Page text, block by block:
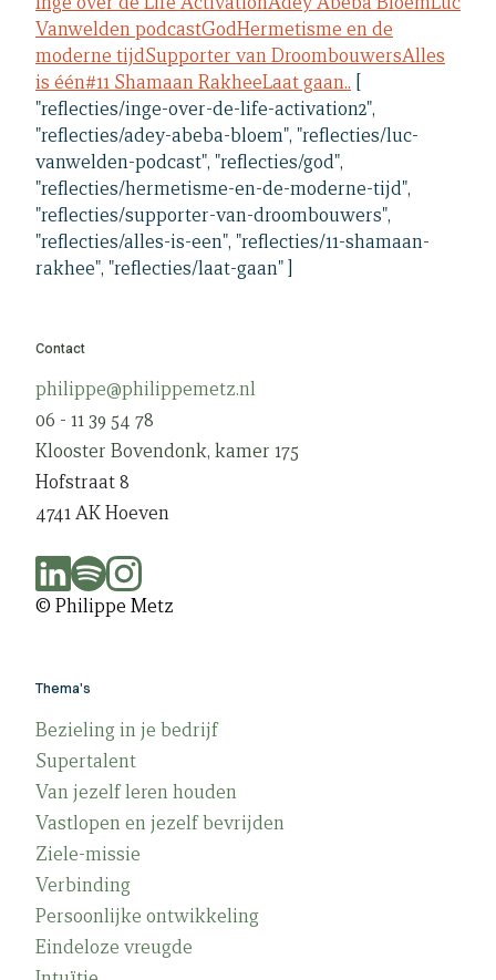
Vanwelden podcastGodHermetisme en de
moderne tijdSupporter van DroombouwersAlles
is één#11 Shamaan RakheeLaat gaan..
"reflecties/inge-over-de-life-activation2",
"reflecties/adey-abeba-bloem", "reflecties/luc-
vanwelden-podcast", "reflecties/god",
"reflecties/hermetisme-en-de-moderne-tijd",
"reflecties/supporter-van-droombouwers",
"reflecties/alles-is-een", "reflecties/11-shamaan-
rakhee", "reflecties/laat-gaan" ]
Contact
philippe@philippemetz.nl
06 - 11 39 54 78
Klooster Bovendonk, kamer 175
Hofstraat 8
4741 AK Hoeven
© Philippe Metz
Thema's
Bezieling in je bedrijf
Supertalent
Van jezelf leren houden
Vastlopen en jezelf bevrijden
Ziele-missie
Verbinding
Persoonlijke ontwikkeling
Eindeloze vreugde